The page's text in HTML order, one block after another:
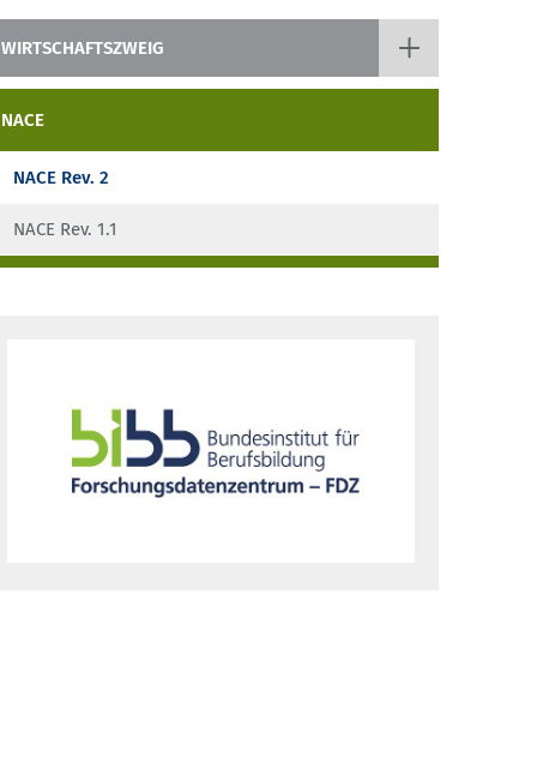
WIRTSCHAFTSZWEIG
NACE
Wissen- und technologieintensive
NACE
NACE Rev. 2
NACE Rev. 1.1